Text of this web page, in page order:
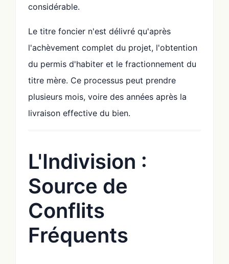
considérable.
Le titre foncier n'est délivré qu'après
l'achèvement complet du projet, l'obtention
du permis d'habiter et le fractionnement du
titre mère. Ce processus peut prendre
plusieurs mois, voire des années après la
livraison effective du bien.
L'Indivision :
Source de
Conflits
Fréquents